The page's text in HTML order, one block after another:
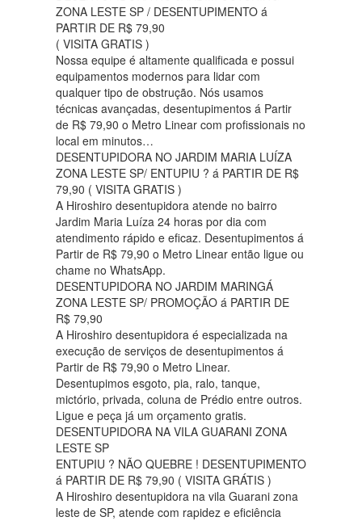
ZONA LESTE SP / DESENTUPIMENTO á
PARTIR DE R$ 79,90
( VISITA GRATIS )
Nossa equipe é altamente qualificada e possui
equipamentos modernos para lidar com
qualquer tipo de obstrução. Nós usamos
técnicas avançadas, desentupimentos á Partir
de R$ 79,90 o Metro Linear com profissionais no
local em minutos…
DESENTUPIDORA NO JARDIM MARIA LUÍZA
ZONA LESTE SP/ ENTUPIU ? á PARTIR DE R$
79,90 ( VISITA GRATIS )
A Hiroshiro desentupidora atende no bairro
Jardim Maria Luíza 24 horas por dia com
atendimento rápido e eficaz. Desentupimentos á
Partir de R$ 79,90 o Metro Linear então ligue ou
chame no WhatsApp.
DESENTUPIDORA NO JARDIM MARINGÁ
ZONA LESTE SP/ PROMOÇÃO á PARTIR DE
R$ 79,90
A Hiroshiro desentupidora é especializada na
execução de serviços de desentupimentos á
Partir de R$ 79,90 o Metro Linear.
Desentupimos esgoto, pia, ralo, tanque,
mictório, privada, coluna de Prédio entre outros.
Ligue e peça já um orçamento gratis.
DESENTUPIDORA NA VILA GUARANI ZONA
LESTE SP
ENTUPIU ? NÃO QUEBRE ! DESENTUPIMENTO
á PARTIR DE R$ 79,90 ( VISITA GRÁTIS )
A Hiroshiro desentupidora na vila Guarani zona
leste de SP, atende com rapidez e eficiência